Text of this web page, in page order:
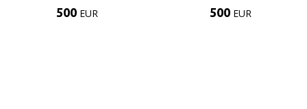
500 EUR 500 EUR